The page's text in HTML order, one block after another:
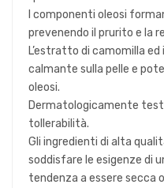
I componenti oleosi
prevenendo il prurito e la
L’estratto di camomilla
calmante sulla pelle e
oleosi.
Dermatologicamente
tollerabilità.
Gli ingredienti di alta
soddisfare le esigenze di
tendenza a essere secca